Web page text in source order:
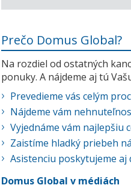
Prečo Domus Global?
Na rozdiel od ostatných
ponuky. A nájdeme aj tú
Prevedieme vás celým
Nájdeme vám
Vyjednáme vám najlepšiu
Zaistíme hladký priebeh
Asistenciu poskytujeme
Domus Global v médiách